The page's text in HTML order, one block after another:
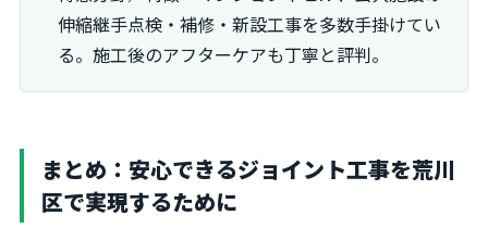
伸縮継手点検・補修・新設工事を多数手掛けてい
る。施工後のアフターケアも丁寧と評判。
まとめ：安心できるジョイント工事を荒川
区で実現するために